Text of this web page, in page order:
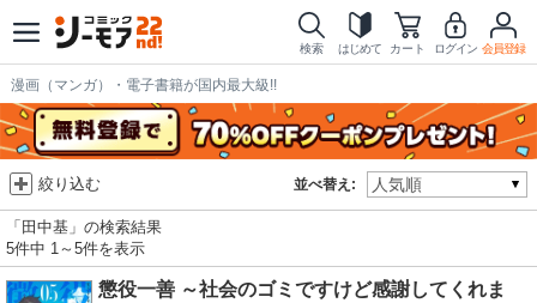
検索 はじめて カート ログイン 会員登録
漫画（マンガ）・電子書籍が国内最大級!!
並べ替え:
絞り込む
「田中基」の検索結果
5件中 1～5件を表示
懲役一善 ～社会のゴミですけど感謝してくれま